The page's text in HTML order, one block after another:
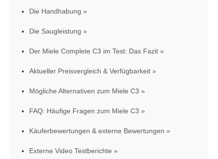
Die Handhabung
Die Saugleistung
Der Miele Complete C3 im Test: Das Fazit
Aktueller Preisvergleich & Verfügbarkeit
Mögliche Alternativen zum Miele C3
FAQ: Häufige Fragen zum Miele C3
Käuferbewertungen & externe Bewertungen
Externe Video Testberichte